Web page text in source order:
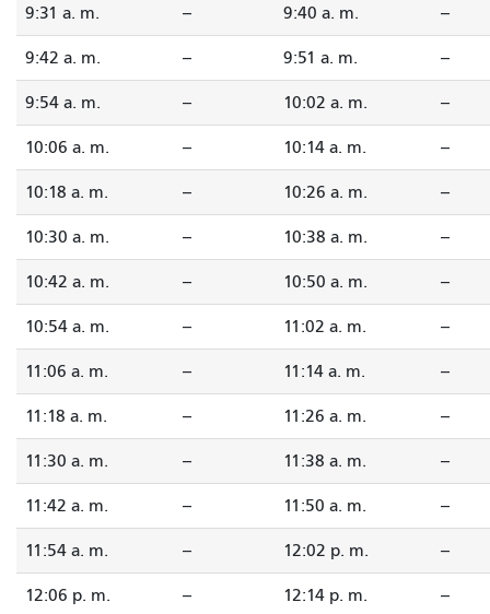
9:31 a. m. -- 9:40 a. m. --
9:42 a. m. -- 9:51 a. m. --
9:54 a. m. -- 10:02 a. m. --
10:06 a. m. -- 10:14 a. m. --
10:18 a. m. -- 10:26 a. m. --
10:30 a. m. -- 10:38 a. m. --
10:42 a. m. -- 10:50 a. m. --
10:54 a. m. -- 11:02 a. m. --
11:06 a. m. -- 11:14 a. m. --
11:18 a. m. -- 11:26 a. m. --
11:30 a. m. -- 11:38 a. m. --
11:42 a. m. -- 11:50 a. m. --
11:54 a. m. -- 12:02 p. m. --
12:06 p. m. -- 12:14 p. m. --